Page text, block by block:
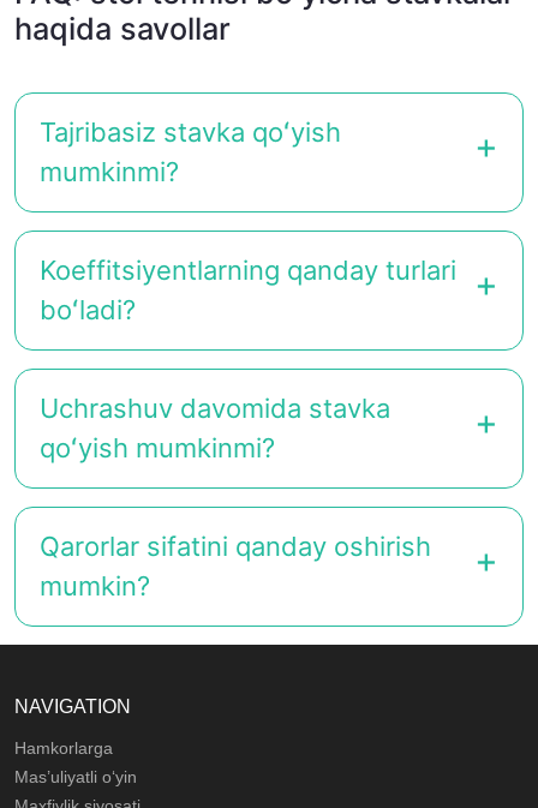
haqida savollar
Tajribasiz stavka qoʻyish
mumkinmi?
Koeffitsiyentlarning qanday turlari
boʻladi?
Uchrashuv davomida stavka
qoʻyish mumkinmi?
Qarorlar sifatini qanday oshirish
mumkin?
NAVIGATION
Hamkorlarga
Mas’uliyatli o‘yin